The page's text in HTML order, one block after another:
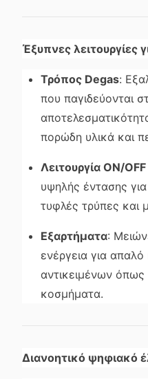
Έξυπνες λειτουργίες
Τρόπος Degas:
που παγιδεύονται
πορώδη υλικά και
Λειτουργία ON/
υψηλής έντασης
τυφλές τρύπες και
Εξαρτήματα:
ενέργεια για
αντικειμένων όπως
κοσμήματα.
Διανοητικό ψηφιακό